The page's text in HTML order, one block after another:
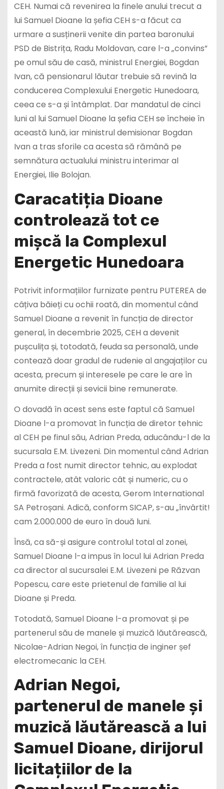
CEH. Numai că revenirea la finele anului trecut a
lui Samuel Dioane la șefia CEH s-a făcut ca
urmare a susținerii venite din partea baronului
PSD de Bistrița, Radu Moldovan, care l-a „convins”
pe omul său de casă, ministrul Energiei, Bogdan
Ivan, că pensionarul lăutar trebuie să revină la
conducerea Complexului Energetic Hunedoara,
ceea ce s-a și întâmplat. Dar mandatul de cinci
luni al lui Samuel Dioane la șefia CEH se încheie în
această lună, iar ministrul demisionar Bogdan
Ivan a tras sforile ca acesta să rămână pe
semnătura actualului ministru interimar al
Energiei, Ilie Bolojan.
Caracatiția Dioane
controlează tot ce
mișcă la Complexul
Energetic Hunedoara
Potrivit informațiilor furnizate pentru PUTEREA de
câțiva băieți cu ochii roată, din momentul când
Samuel Dioane a revenit în funcția de director
general, în decembrie 2025, CEH a devenit
pușculița și, totodată, feuda sa personală, unde
contează doar gradul de rudenie al angajaților cu
acesta, precum și interesele pe care le are în
anumite direcții și sevicii bine remunerate.
O dovadă în acest sens este faptul că Samuel
Dioane l-a promovat în funcția de diretor tehnic
al CEH pe finul său, Adrian Preda, aducându-l de la
sucursala E.M. Livezeni. Din momentul când Adrian
Preda a fost numit director tehnic, au explodat
contractele, atât valoric cât și numeric, cu o
firmă favorizată de acesta, Gerom International
SA Petroșani. Adică, conform SICAP, s-au „învârtit!
cam 2.000.000 de euro în două luni.
Însă, ca să-și asigure controlul total al zonei,
Samuel Dioane l-a impus în locul lui Adrian Preda
ca director al sucursalei E.M. Livezeni pe Răzvan
Popescu, care este prietenul de familie al lui
Dioane și Preda.
Totodată, Samuel Dioane l-a promovat și pe
partenerul său de manele și muzică lăutărească,
Nicolae-Adrian Negoi, în funcția de inginer șef
electromecanic la CEH.
Adrian Negoi,
partenerul de manele și
muzică lăutărească a lui
Samuel Dioane, dirijorul
licitațiilor de la